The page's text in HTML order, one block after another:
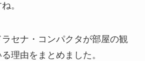
。
セナ・コンパクタが部屋の観
理由をまとめました。